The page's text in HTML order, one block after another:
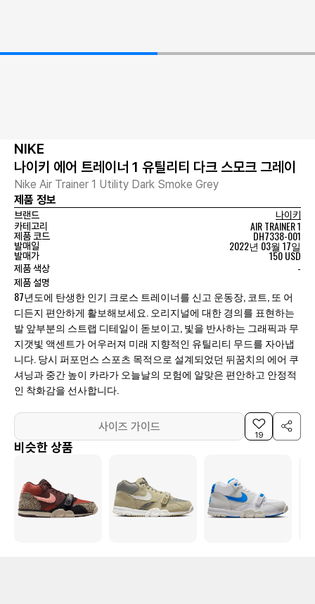
NIKE
나이키 에어 트레이너 1 유틸리티 다크 스모크 그레이
Nike Air Trainer 1 Utility Dark Smoke Grey
제품 정보
브랜드
나이키
카테고리
AIR TRAINER 1
제품 코드 DH7338-001
발매일 2022년 03월 17일
발매가 150 USD
제품 색상 -
제품 설명
87년도에 탄생한 인기 크로스 트레이너를 신고 운동장, 코트, 또 어
디든지 편안하게 활보해보세요. 오리지널에 대한 경의를 표현하는
발 앞부분의 스트랩 디테일이 돋보이고, 빛을 반사하는 그래픽과 무
지갯빛 액센트가 어우러져 미래 지향적인 유틸리티 무드를 자아냅
니다. 당시 퍼포먼스 스포츠 목적으로 설계되었던 뒤꿈치의 에어 쿠
셔닝과 중간 높이 카라가 오늘날의 모험에 알맞은 편안하고 안정적
인 착화감을 선사합니다.
사이즈 가이드
19
비슷한 상품